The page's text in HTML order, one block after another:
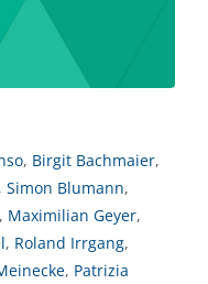
, Birgit Bachmaier,
, Simon Blumann,
, Maximilian Geyer,
, Roland Irrgang,
, Patrizia